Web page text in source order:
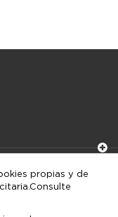
propias y de